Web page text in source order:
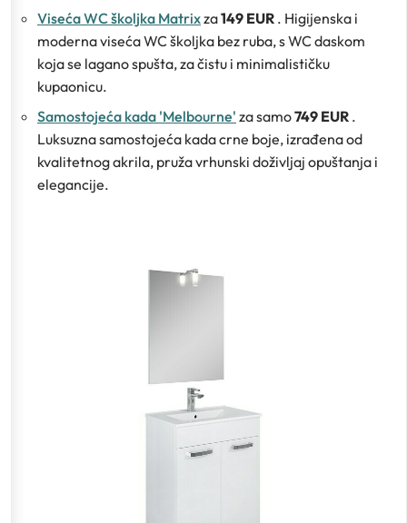
Viseća WC školjka Matrixza149 EUR . Higijenska i
moderna viseća WC školjka bez ruba, s WC daskom
koja se lagano spušta, za čistu i minimalističku
kupaonicu.
Samostojeća kada 'Melbourne' za samo749 EUR .
Luksuzna samostojeća kada crne boje, izrađena od
kvalitetnog akrila, pruža vrhunski doživljaj opuštanja i
elegancije.